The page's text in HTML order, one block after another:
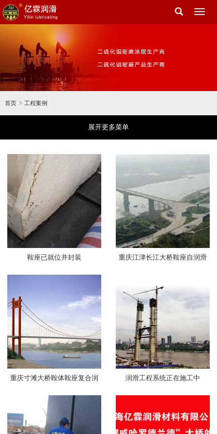
首页 > 工程案例
展开更多菜单
鞍座已就位并封装 重庆江津长江大桥鞍座自润滑
重庆寸滩大桥鞍体鞍座复合润
滑工程
润滑工程系统正在施工中